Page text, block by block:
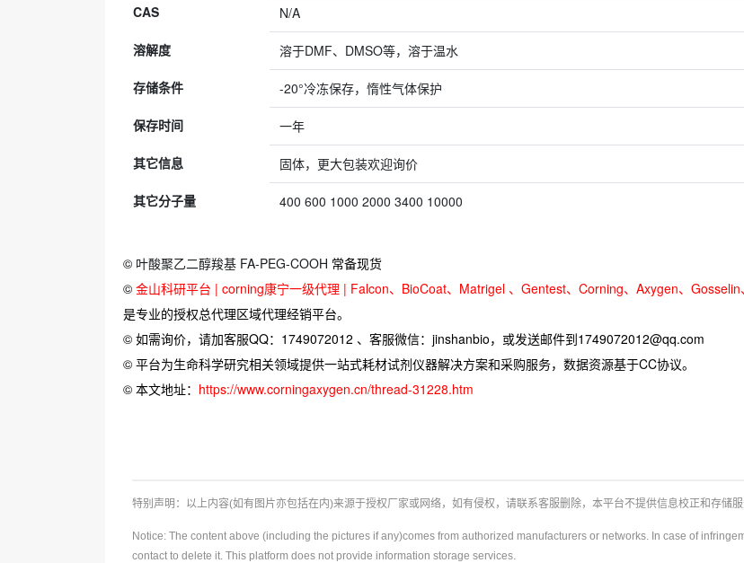
CAS N/A
溶解度 溶于DMF、DMSO等，溶于温水
存储条件 -20°冷冻保存，惰性气体保护
保存时间 一年
其它信息 固体，更大包装欢迎询价
其它分子量 400 600 1000 2000 3400 10000
© 叶酸聚乙二醇羧基 FA-PEG-COOH 常备现货
© 金山科研平台 | corning康宁一级代理 | Falcon、BioCoat、Matrigel 、Gentest、Corning、Axygen、Gosselin
是专业的授权总代理区域代理经销平台。
© 如需询价，请加客服QQ：1749072012 、客服微信：jinshanbio，或发送邮件到1749072012@qq.com
© 平台为生命科学研究相关领域提供一站式耗材试剂仪器解决方案和采购服务，数据资源基于CC协议。
© 本文地址： https://www.corningaxygen.cn/thread-31228.htm
特别声明：以上内容(如有图片亦包括在内)来源于授权厂家或网络，如有侵权，请联系客服删除，本平台不提供信息校正和存储服
Notice: The content above (including the pictures if any)comes from authorized manufacturers or networks. In case of
contact to delete it. This platform does not provide information storage services.